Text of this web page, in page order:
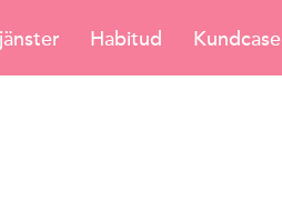
Habitud Kundcase